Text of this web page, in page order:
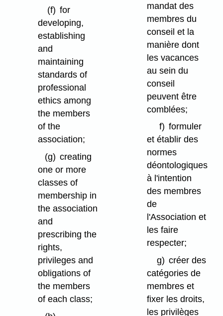
(f) for
developing,
establishing
and
maintaining
standards of
professional
ethics among
the members
of the
association;
(g) creating
one or more
classes of
membership in
the association
and
prescribing the
rights,
privileges and
obligations of
the members
of each class;
mandat des
membres du
conseil et la
manière dont
les vacances
au sein du
conseil
peuvent être
comblées;
f) formuler
et établir des
normes
déontologiques
à l'intention
des membres
de
l'Association et
les faire
respecter;
g) créer des
catégories de
membres et
fixer les droits,
les privilèges